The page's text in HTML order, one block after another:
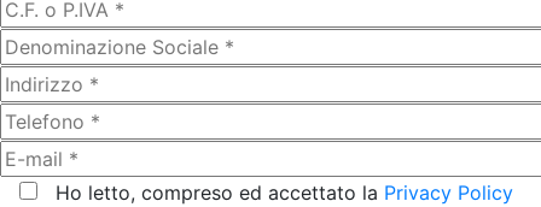
Ho letto, compreso ed accettato la Privacy Policy